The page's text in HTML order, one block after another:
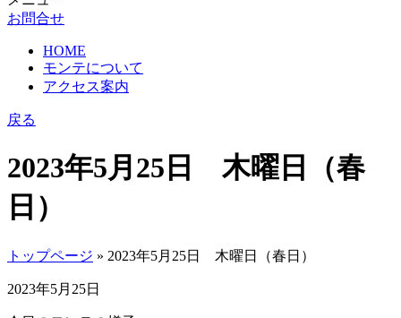
お問合せ
HOME
モンテについて
アクセス案内
戻る
2023年5月25日 木曜日（春
日）
トップページ » 2023年5月25日 木曜日（春日）
2023年5月25日